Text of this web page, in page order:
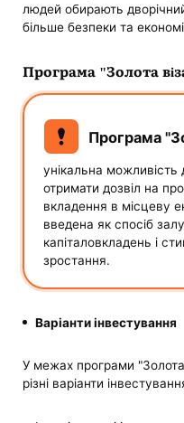
людей обирають
більше безпеки та
Програма "Золота
Програма
унікальна можливість
отримати дозвіл на
вкладення в місцеву
введена як спосіб
капіталовкладень і
зростання.
Варіанти інвестування
У межах програми "Золота
різні варіанти